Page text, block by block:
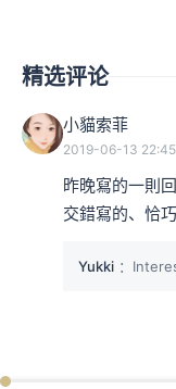
精选评论
小貓索菲
2019-06-13
昨晚寫的一則
交錯寫的、恰
Yukki ：